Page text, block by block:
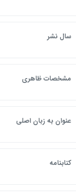
سال نشر
مشخصات ظاهري
عنوان به زبان اصلي
كتابنامه